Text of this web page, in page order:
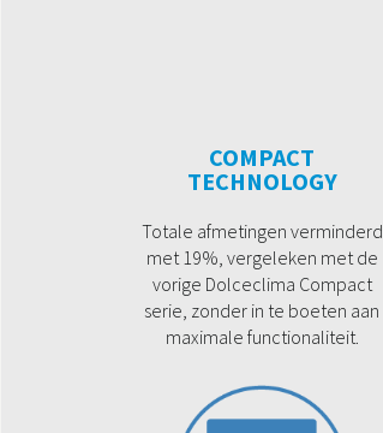
COMPACT
TECHNOLOGY
Totale afmetingen verminderd
met 19%, vergeleken met de
vorige Dolceclima Compact
serie, zonder in te boeten aan
maximale functionaliteit.